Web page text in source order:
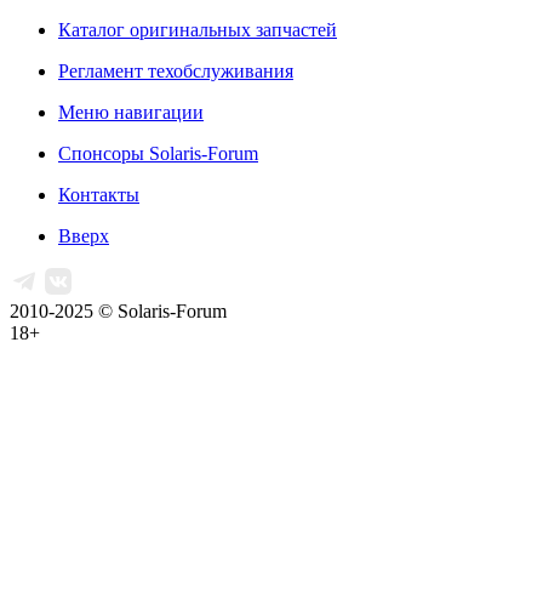
Каталог оригинальных запчастей
Регламент техобслуживания
Меню навигации
Спонсоры Solaris-Forum
Контакты
Вверх
2010-2025 © Solaris-Forum
18+